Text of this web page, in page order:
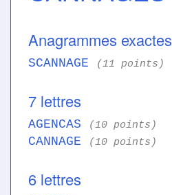
Anagrammes exactes
SCANNAGE (11 points)
7 lettres
AGENCAS (10 points)
CANNAGE (10 points)
6 lettres